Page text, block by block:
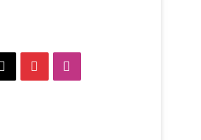
Pinterest